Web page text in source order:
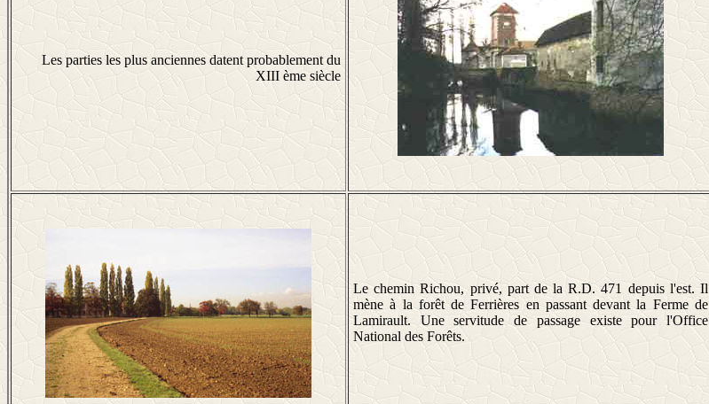
Les parties les plus anciennes datent probablement du
XIII ème siècle
Le chemin Richou, privé, part de la R.D. 471 depuis l'est. Il
mène à la forêt de Ferrières en passant devant la Ferme de
Lamirault. Une servitude de passage existe pour l'Office
National des Forêts.